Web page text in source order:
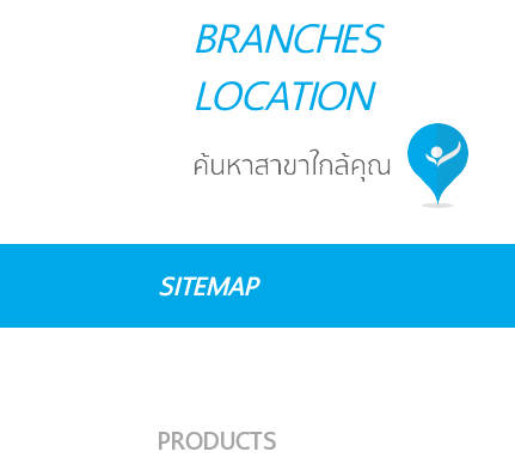
BRANCHES
LOCATION
SITEMAP
PRODUCTS